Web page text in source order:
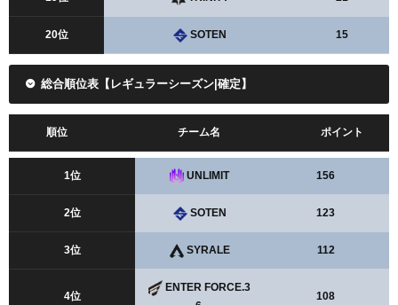
20位 SOTEN 15
総合順位表【レギュラーシーズン|確定】
順位 チーム名 ポイント
1位 UNLIMIT 156
2位 SOTEN 123
3位 SYRALE 112
4位
ENTER FORCE.3
108